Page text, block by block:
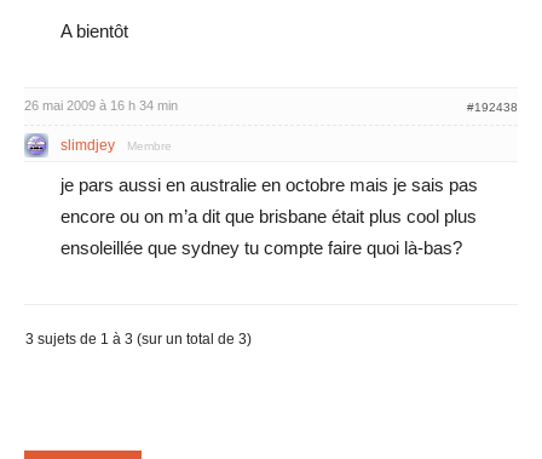
A bientôt
26 mai 2009 à 16 h 34 min #192438
slimdjey Membre
je pars aussi en australie en octobre mais je sais pas
encore ou on m’a dit que brisbane était plus cool plus
ensoleillée que sydney tu compte faire quoi là-bas?
3 sujets de 1 à 3 (sur un total de 3)